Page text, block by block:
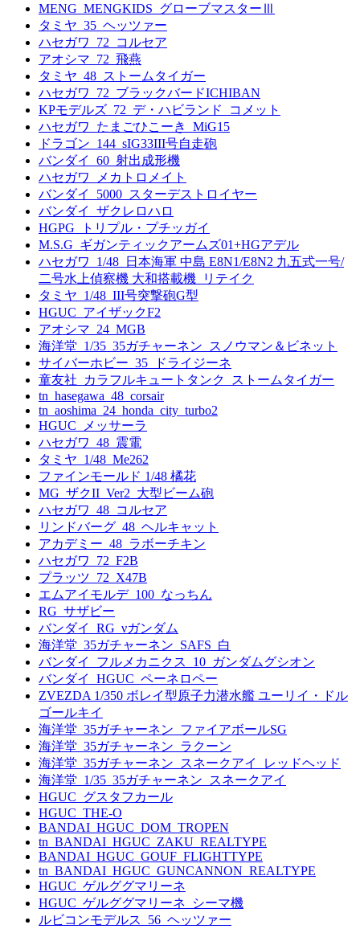
MENG_MENGKIDS_グローブマスターⅢ
タミヤ_35_ヘッツァー
ハセガワ_72_コルセア
アオシマ_72_飛燕
タミヤ_48_ストームタイガー
ハセガワ_72_ブラックバードICHIBAN
KPモデルズ_72_デ・ハビランド_コメット
ハセガワ_たまごひこーき_MiG15
ドラゴン_144_sIG33III号自走砲
バンダイ_60_射出成形機
ハセガワ_メカトロメイト
バンダイ_5000_スターデストロイヤー
バンダイ_ザクレロハロ
HGPG_トリプル・プチッガイ
M.S.G_ギガンティックアームズ01+HGアデル
ハセガワ_1/48_日本海軍 中島 E8N1/E8N2 九五式一号/
二号水上偵察機 大和搭載機_リテイク
タミヤ_1/48_III号突撃砲G型
HGUC_アイザックF2
アオシマ_24_MGB
海洋堂_1/35_35ガチャーネン_スノウマン＆ビネット
サイバーホビー_35_ドライジーネ
童友社_カラフルキュートタンク_ストームタイガー
tn_hasegawa_48_corsair
tn_aoshima_24_honda_city_turbo2
HGUC_メッサーラ
ハセガワ_48_震電
タミヤ_1/48_Me262
ファインモールド 1/48 橘花
MG_ザクII_Ver2_大型ビーム砲
ハセガワ_48_コルセア
リンドバーグ_48_ヘルキャット
アカデミー_48_ラボーチキン
ハセガワ_72_F2B
プラッツ_72_X47B
エムアイモルデ_100_なっちん
RG_サザビー
バンダイ_RG_νガンダム
海洋堂_35ガチャーネン_SAFS_白
バンダイ_フルメカニクス_10_ガンダムグシオン
バンダイ_HGUC_ペーネロペー
ZVEZDA 1/350 ボレイ型原子力潜水艦 ユーリイ・ドル
ゴールキイ
海洋堂_35ガチャーネン_ファイアボールSG
海洋堂_35ガチャーネン_ラクーン
海洋堂_35ガチャーネン_スネークアイ_レッドヘッド
海洋堂_1/35_35ガチャーネン_スネークアイ
HGUC_グスタフカール
HGUC_THE-O
BANDAI_HGUC_DOM_TROPEN
tn_BANDAI_HGUC_ZAKU_REALTYPE
BANDAI_HGUC_GOUF_FLIGHTTYPE
tn_BANDAI_HGUC_GUNCANNON_REALTYPE
HGUC_ゲルググマリーネ
HGUC_ゲルググマリーネ_シーマ機
ルビコンモデルス_56_ヘッツァー